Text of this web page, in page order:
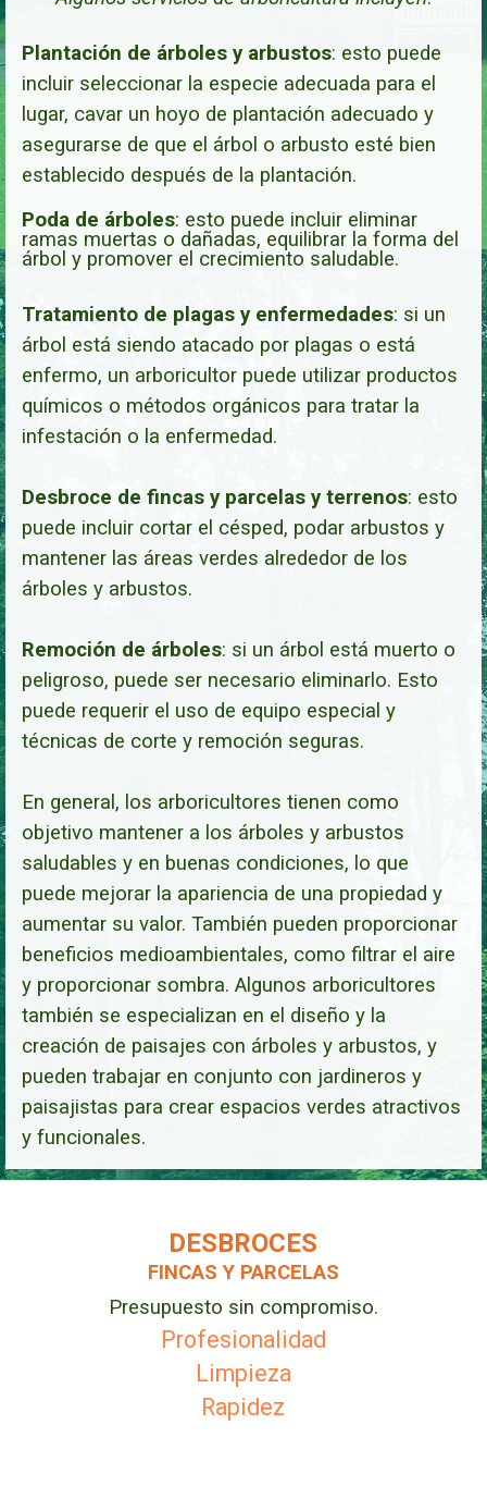
Plantación de árboles y arbustos: esto puede
incluir seleccionar la especie adecuada para el
lugar, cavar un hoyo de plantación adecuado y
asegurarse de que el árbol o arbusto esté bien
establecido después de la plantación.
Poda de árboles: esto puede incluir eliminar
ramas muertas o dañadas, equilibrar la forma del
árbol y promover el crecimiento saludable.
Tratamiento de plagas y enfermedades: si un
árbol está siendo atacado por plagas o está
enfermo, un arboricultor puede utilizar productos
químicos o métodos orgánicos para tratar la
infestación o la enfermedad.
Desbroce de fincas y parcelas y terrenos: esto
puede incluir cortar el césped, podar arbustos y
mantener las áreas verdes alrededor de los
árboles y arbustos.
Remoción de árboles: si un árbol está muerto o
peligroso, puede ser necesario eliminarlo. Esto
puede requerir el uso de equipo especial y
técnicas de corte y remoción seguras.
En general, los arboricultores tienen como
objetivo mantener a los árboles y arbustos
saludables y en buenas condiciones, lo que
puede mejorar la apariencia de una propiedad y
aumentar su valor. También pueden proporcionar
beneficios medioambientales, como filtrar el aire
y proporcionar sombra. Algunos arboricultores
también se especializan en el diseño y la
creación de paisajes con árboles y arbustos, y
pueden trabajar en conjunto con jardineros y
paisajistas para crear espacios verdes atractivos
y funcionales.
DESBROCES
FINCAS Y PARCELAS
Presupuesto sin compromiso.
Profesionalidad
Limpieza
Rapidez